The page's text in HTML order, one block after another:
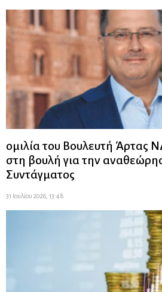
ομιλία του Βουλευτή Άρτας
στη βουλή για την
Συντάγματος
31 Ιουλίου 2026, 13:48